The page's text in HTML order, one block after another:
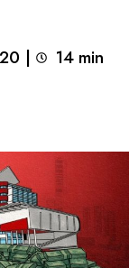
| 14 min